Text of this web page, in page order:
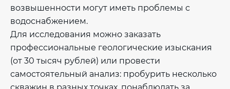
возвышенности могут иметь проблемы с
водоснабжением.
Для исследования можно заказать
профессиональные геологические изыскания
(от 30 тысяч рублей) или провести
самостоятельный анализ: пробурить несколько
скважин в разных точках, понаблюдать за